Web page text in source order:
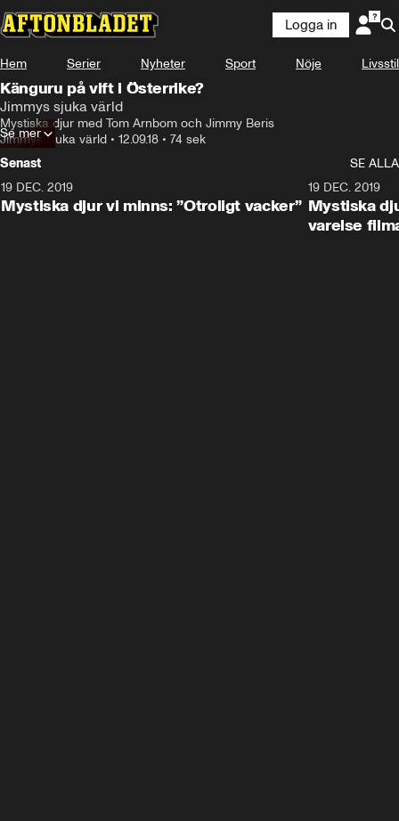
Logga in
Hem Serier Nyheter Sport Nöje Livsstil
Känguru på vift i Österrike?
Jimmys sjuka värld
Mystiska djur med Tom Arnbom och Jimmy Beris
Jimmys sjuka värld • 12.09.18 • 74 sek
Se mer
Senast
SE ALLA
19 DEC. 2019
Mystiska djur vi minns: ”Otroligt vacker”
19 DEC. 2019
Mystiska
varelse